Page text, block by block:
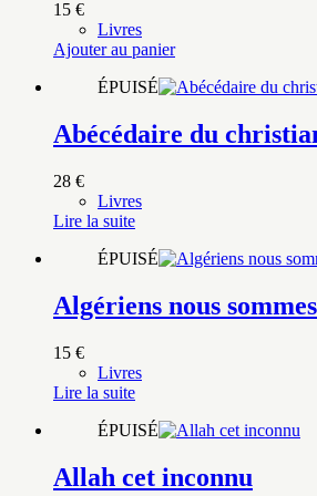
15 €
Livres
Ajouter au panier
ÉPUISÉ
Abécédaire du
28 €
Livres
Lire la suite
ÉPUISÉ
Algériens nous
15 €
Livres
Lire la suite
ÉPUISÉ
Allah cet inconnu